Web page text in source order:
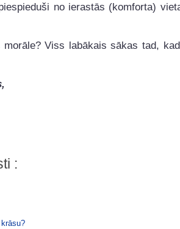
no ierastās (komforta)
morāle? Viss labākais sākas tad,
: